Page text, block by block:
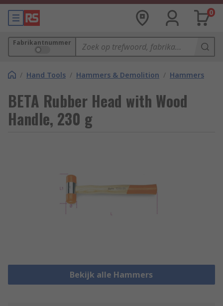
0
Fabrikantnummer
/ Hand Tools / Hammers & Demolition / Hammers
BETA Rubber Head with Wood
Handle, 230 g
Bekijk alle Hammers